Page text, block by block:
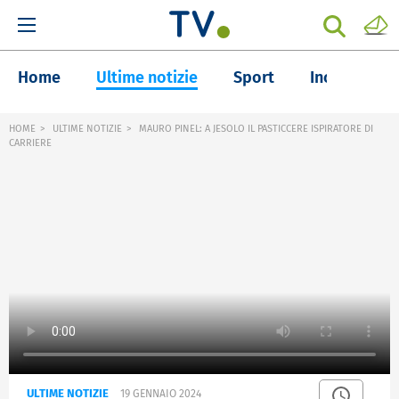
Home Ultime notizie Sport Inchieste
HOME ULTIME NOTIZIE
MAURO PINEL: A JESOLO IL PASTICCERE ISPIRATORE DI
CARRIERE
ULTIME NOTIZIE 19 GENNAIO 2024